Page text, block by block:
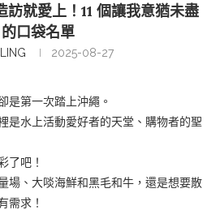
訪就愛上！11 個讓我意猶未盡
的口袋名單
2025-08-27
是第一次踏上沖繩。
是水上活動愛好者的天堂、購物者的聖
了吧！
場、大啖海鮮和黑毛和牛，還是想要散
需求！